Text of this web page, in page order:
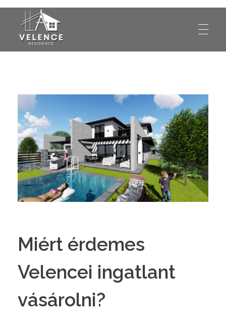
Eladó ház Velence, eladó ház
Eladó ház Velence, eladó ház
Miért érdemes
Velencei ingatlant
vásárolni?